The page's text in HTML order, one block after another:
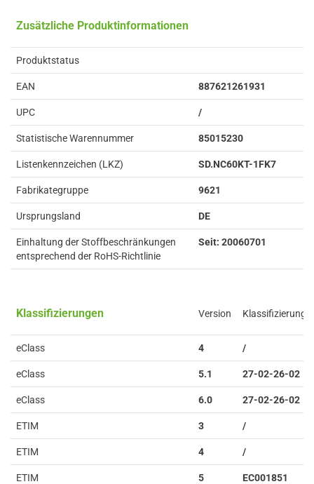
Zusätzliche Produktinformationen
Produktstatus
EAN 887621261931
UPC /
Statistische Warennummer 85015230
Listenkennzeichen (LKZ) SD.NC60KT-1FK7
Fabrikategruppe 9621
Ursprungsland DE
Einhaltung der Stoffbeschränkungen
entsprechend der RoHS-Richtlinie
Seit: 20060701
Klassifizierungen Version Klassifizierung
eClass 4 /
eClass 5.1 27-02-26-02
eClass 6.0 27-02-26-02
ETIM 3 /
ETIM 4 /
ETIM 5 EC001851